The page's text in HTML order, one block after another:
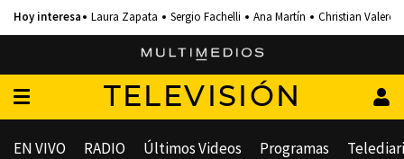
Laura Zapata Sergio Fachelli Ana Martín Christian Valero
TELEVISIÓN
EN VIVO RADIO Últimos Videos Programas